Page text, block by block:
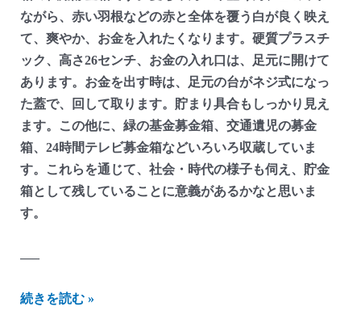
ながら、赤い羽根などの赤と全体を覆う白が良く映え
て、爽やか、お金を入れたくなります。硬質プラスチ
ック、高さ26センチ、お金の入れ口は、足元に開けて
あります。お金を出す時は、足元の台がネジ式になっ
た蓋で、回して取ります。貯まり具合もしっかり見え
ます。この他に、緑の基金募金箱、交通遺児の募金
箱、24時間テレビ募金箱などいろいろ収蔵していま
す。これらを通じて、社会・時代の様子も伺え、貯金
箱として残していることに意義があるかなと思いま
す。
—–
に
続きを読む »